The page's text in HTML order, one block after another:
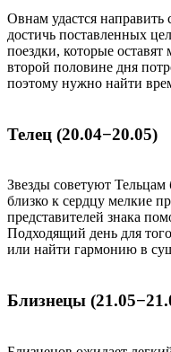
Овнам удастся
достичь поставленных
поездки, которые
второй половине дня
поэтому нужно найти
Телец (20.04−20.05)
Звезды советуют
близко к сердцу мелкие
представителей знака
Подходящий день для
или найти гармонию в
Близнецы